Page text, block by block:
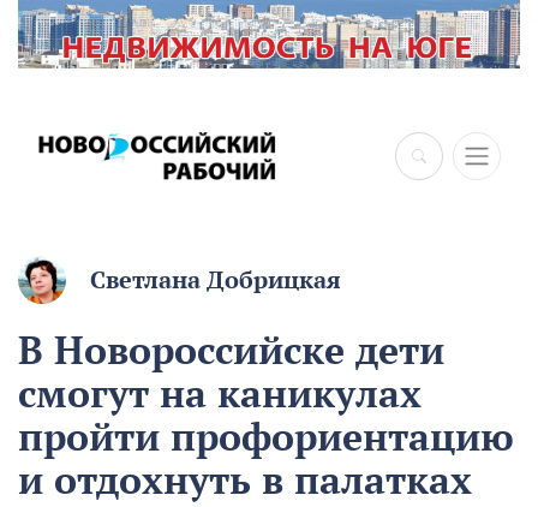
×
Светлана Добрицкая
В Новороссийске дети
смогут на каникулах
пройти профориентацию
и отдохнуть в палатках